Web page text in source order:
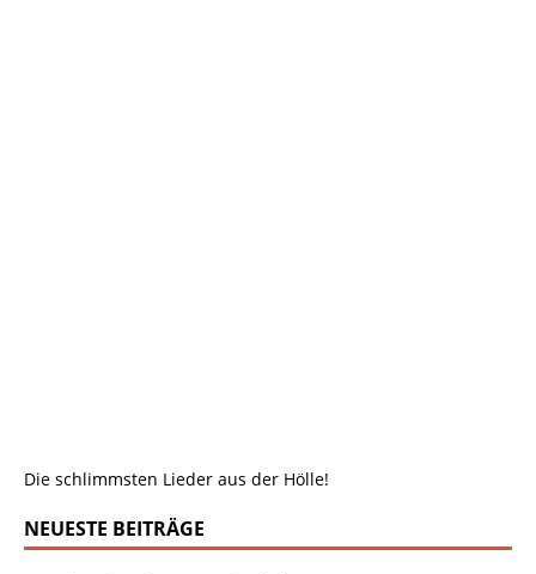
Die schlimmsten Lieder aus der Hölle!
NEUESTE BEITRÄGE